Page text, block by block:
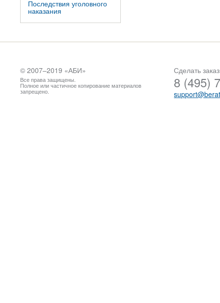
Последствия уголовного
наказания
© 2007–2019 «АБИ»
Все права защищены.
Полное или частичное копирование материалов
запрещено.
Сделать
8 (495)